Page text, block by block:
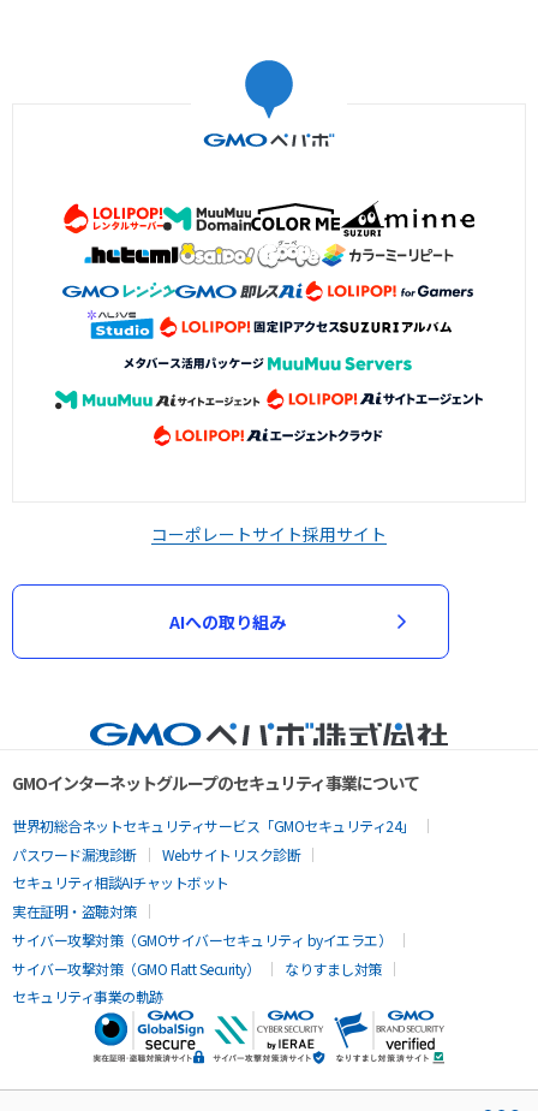
コーポレートサイト採用サイト
AIへの取り組み
GMOインターネットグループのセキュリティ事業について
世界初総合ネットセキュリティサービス「GMOセキュリティ24」
パスワード漏洩診断
Webサイトリスク診断
セキュリティ相談AIチャットボット
実在証明・盗聴対策
サイバー攻撃対策（GMOサイバーセキュリティ byイエラエ）
サイバー攻撃対策（GMO Flatt Security）
なりすまし対策
セキュリティ事業の軌跡